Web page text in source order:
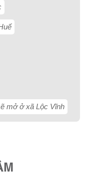
mở ở xã Lộc Vĩnh